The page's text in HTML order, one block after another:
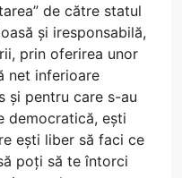
de către statul
și iresponsabilă,
prin oferirea unor
net inferioare
și pentru care s-au
democratică, ești
ești liber să faci ce
poți să te întorci